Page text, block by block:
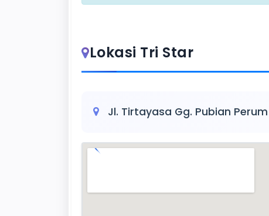
Lokasi Tri Star
Jl. Tirtayasa Gg. Pubian Perum